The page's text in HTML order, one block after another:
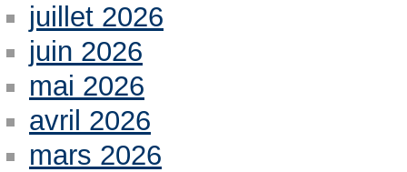
juillet 2026
juin 2026
mai 2026
avril 2026
mars 2026